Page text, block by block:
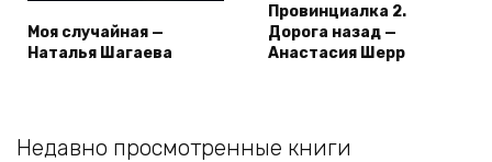
Моя случайная —
Наталья Шагаева
Провинциалка 2.
Дорога назад —
Анастасия Шерр
Недавно просмотренные книги